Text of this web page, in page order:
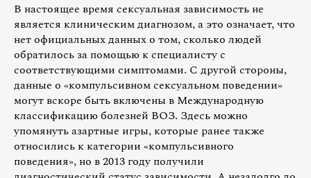
В настоящее время сексуальная зависимость не
является клиническим диагнозом, а это означает, что
нет официальных данных о том, сколько людей
обратилось за помощью к специалисту с
соответствующими симптомами. С другой стороны,
данные о «компульсивном сексуальном поведении»
могут вскоре быть включены в Международную
классификацию болезней ВОЗ. Здесь можно
упомянуть азартные игры, которые ранее также
относились к категории «компульсивного
поведения», но в 2013 году получили